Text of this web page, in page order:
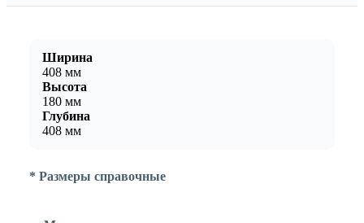
Ширина
408 мм
Высота
180 мм
Глубина
408 мм
* Размеры справочные